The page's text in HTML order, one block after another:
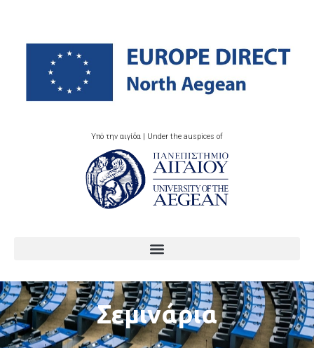
Υπό την αιγίδα | Under the auspices of
Σεμινάρια